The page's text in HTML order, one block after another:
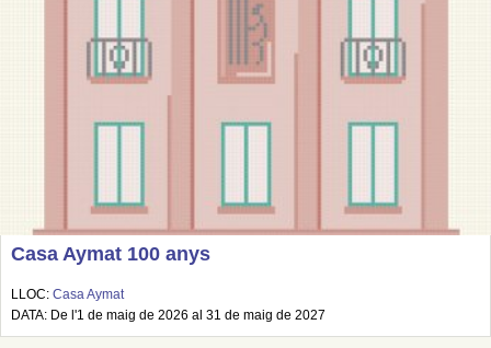
Casa Aymat 100 anys
LLOC: Casa Aymat
DATA: De l'1 de maig de 2026 al 31 de maig de 2027